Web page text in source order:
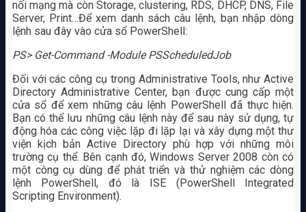
nối mạng mà còn Storage, clustering, RDS, DHCP, DNS, File
Server, Print…Để xem danh sách câu lệnh, bạn nhập dòng
lệnh sau đây vào cửa sổ PowerShell:
PS> Get-Command -Module PSScheduledJob
Đối với các công cụ trong Administrative Tools, như Active
Directory Administrative Center, bạn được cung cấp một
cửa sổ để xem những câu lệnh PowerShell đã thực hiện.
Bạn có thể lưu những câu lệnh này để sau này sử dụng, tự
động hóa các công việc lặp đi lặp lại và xây dựng một thư
viện kịch bản Active Directory phù hợp với những môi
trường cụ thể. Bên cạnh đó, Windows Server 2008 còn có
một công cụ dùng để phát triển và thử nghiệm các dòng
lệnh PowerShell, đó là ISE (PowerShell Integrated
Scripting Environment).